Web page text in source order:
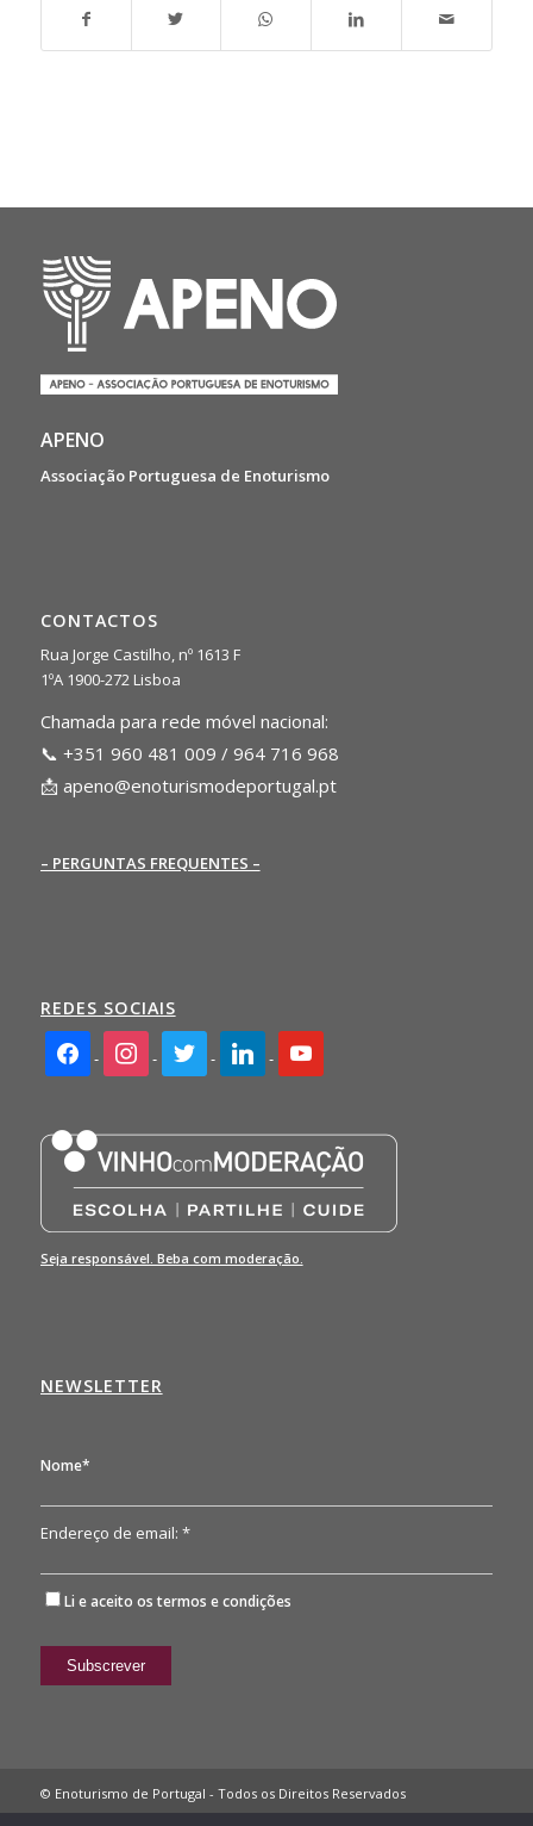
APENO
Associação Portuguesa de Enoturismo
CONTACTOS
Rua Jorge Castilho, nº 1613 F
1ºA 1900-272 Lisboa
Chamada para rede móvel nacional:
📞 +351 960 481 009 / 964 716 968
📩 apeno@enoturismodeportugal.pt
– PERGUNTAS FREQUENTES –
REDES SOCIAIS
facebook2instagramtwitter linkedin youtube
Seja responsável. Beba com moderação.
NEWSLETTER
Nome*
Endereço de email: *
Li e aceito os termos e condições
© Enoturismo de Portugal - Todos os Direitos Reservados
Política de Privacidade